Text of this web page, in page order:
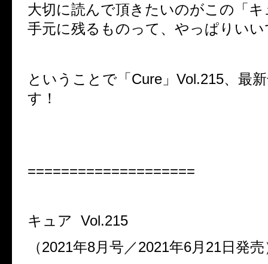
大切に読んで頂きたいのがこの「
手元に残るものって、やっぱりい
ということで「Cure」Vol.215、最
す！
====================
キュア Vol.215
（2021年8月号／2021年6月21日発